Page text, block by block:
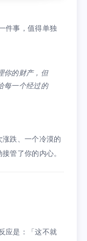
件事，值得单独
你的财产，但
每一个经过的
跌、一个冷漠的
管了你的内心。
应是：「这不就